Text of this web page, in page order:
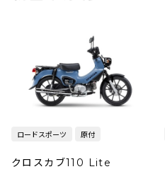
ロードスポーツ 原付
クロスカブ110 Lite